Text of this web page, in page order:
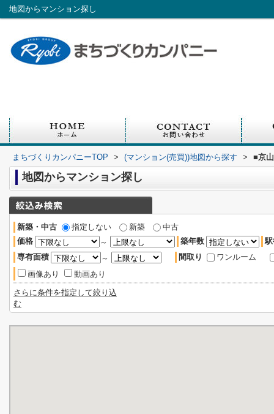
地図からマンション探し
まちづくりカンパニーTOP > (マンション(売買))地図から探す > ■京
地図からマンション探し
新築・中古 指定しない 新築
中古
価格
～ 築年数
専有面積
～
画像あり
動画あり
間取り ワンルーム
さらに条件を指定して絞り込
む